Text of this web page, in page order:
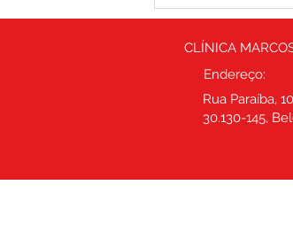
CLÍNICA
Endereço:
Rua Paraíba,
30.130-145,